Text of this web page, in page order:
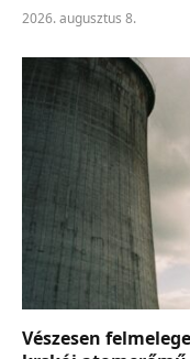
2026. augusztus 8.
Vészesen